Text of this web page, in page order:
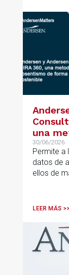
una
reducir
forma
30/06/2026
Permite a
datos de
ellos de
LEER MÁS >>